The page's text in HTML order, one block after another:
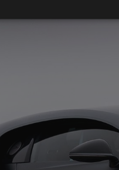
cf_clearance
Cloudflare,